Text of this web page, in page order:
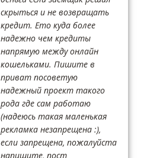
скрыться и не возвращать
кредит. Ето куда более
надежно чем кредиты
напрямую между онлайн
кошельками. Пишите в
приват посоветую
надежный проект такого
рода где сам работаю
(надеюсь такая маленькая
рекламка незапрещена :),
если запрещена, пожалуйста
напишите, пост